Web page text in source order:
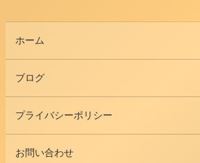
ホーム
ブログ
プライバシーポリシー
お問い合わせ